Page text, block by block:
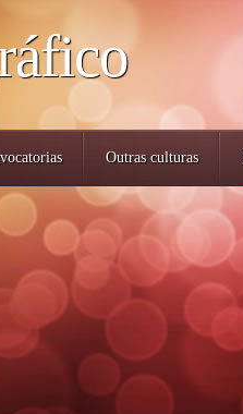
Outras culturas